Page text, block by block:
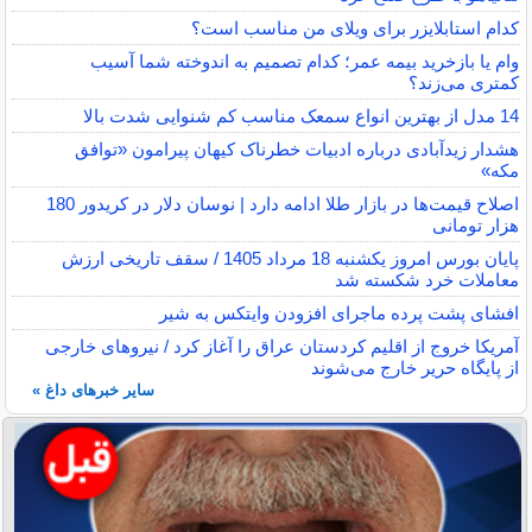
کدام استابلایزر برای ویلای من مناسب است؟
وام یا بازخرید بیمه عمر؛ کدام تصمیم به اندوخته شما آسیب
کمتری می‌زند؟
14 مدل از بهترین انواع سمعک مناسب کم شنوایی شدت بالا
هشدار زیدآبادی درباره ادبیات خطرناک کیهان پیرامون «توافق
مکه»
اصلاح قیمت‌ها در بازار طلا ادامه دارد | نوسان دلار در کریدور 180
هزار تومانی
پایان بورس امروز یکشنبه 18 مرداد 1405 / سقف تاریخی ارزش
معاملات خرد شکسته شد
افشای پشت پرده ماجرای افزودن وایتکس به شیر
آمریکا خروج از اقلیم کردستان عراق را آغاز کرد / نیروهای خارجی
از پایگاه حریر خارج می‌شوند
سایر خبرهای داغ »